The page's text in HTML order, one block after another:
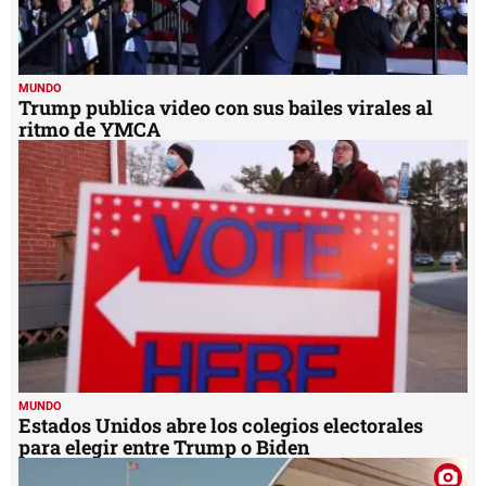
MUNDO
Trump publica video con sus bailes virales al
ritmo de YMCA
MUNDO
Estados Unidos abre los colegios electorales
para elegir entre Trump o Biden